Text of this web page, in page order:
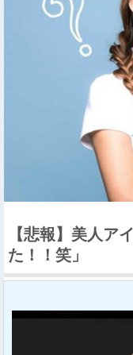
【悲報】美人ア
た！！笑」